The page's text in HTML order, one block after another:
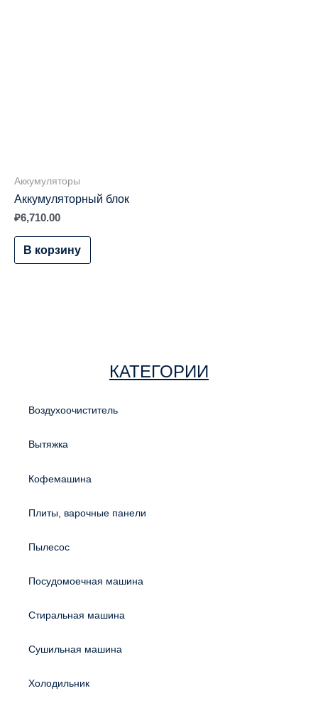
Аккумуляторы
Аккумуляторный блок
₽6,710.00
В корзину
КАТЕГОРИИ
Воздухоочиститель
Вытяжка
Кофемашина
Плиты, варочные панели
Пылесос
Посудомоечная машина
Стиральная машина
Сушильная машина
Холодильник